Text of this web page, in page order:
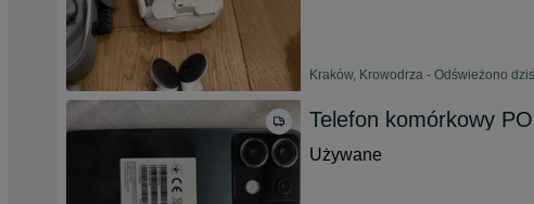
Kraków, Krowodrza - Odświeżono
Telefon komórkowy
Używane